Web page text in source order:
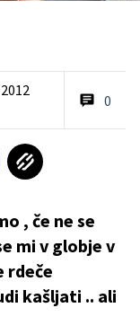
0
, če ne se
mi v globje v
rdeče
kašljati .. ali